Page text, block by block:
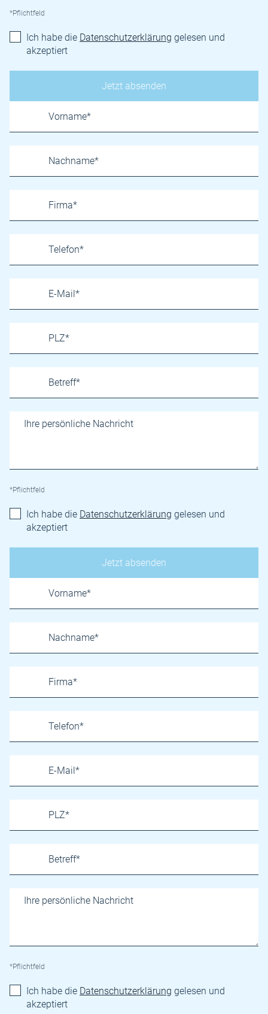
*Pflichtfeld
Ich habe die Datenschutzerklärung gelesen und
akzeptiert
*Pflichtfeld
Ich habe die Datenschutzerklärung gelesen und
akzeptiert
*Pflichtfeld
Ich habe die Datenschutzerklärung gelesen und
akzeptiert